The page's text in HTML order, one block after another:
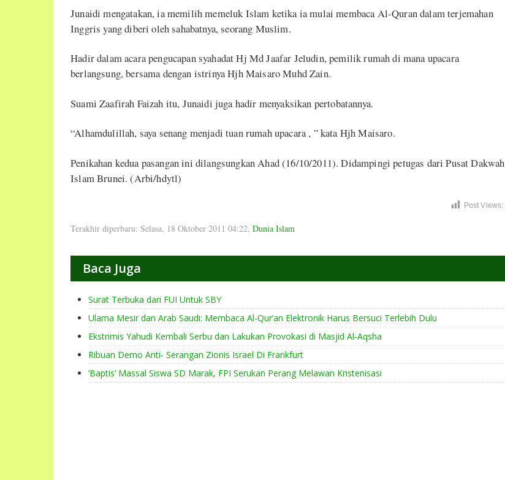
Junaidi mengatakan, ia memilih memeluk Islam ketika ia mulai membaca Al-Quran dalam terjemahan
Inggris yang diberi oleh sahabatnya, seorang Muslim.
Hadir dalam acara pengucapan syahadat Hj Md Jaafar Jeludin, pemilik rumah di mana upacara
berlangsung, bersama dengan istrinya Hjh Maisaro Muhd Zain.
Suami Zaafirah Faizah itu, Junaidi juga hadir menyaksikan pertobatannya.
“Alhamdulillah, saya senang menjadi tuan rumah upacara , ” kata Hjh Maisaro.
Penikahan kedua pasangan ini dilangsungkan Ahad (16/10/2011). Didampingi petugas dari Pusat Dakwah
Islam Brunei. (Arbi/hdytl)
Post Views:
Terakhir diperbaru: Selasa, 18 Oktober 2011 04:22, Dunia Islam
Baca Juga
Surat Terbuka dari FUI Untuk SBY
Ulama Mesir dan Arab Saudi: Membaca Al-Qur’an Elektronik Harus Bersuci Terlebih Dulu
Ekstrimis Yahudi Kembali Serbu dan Lakukan Provokasi di Masjid Al-Aqsha
Ribuan Demo Anti- Serangan Zionis Israel Di Frankfurt
‘Baptis’ Massal Siswa SD Marak, FPI Serukan Perang Melawan Kristenisasi